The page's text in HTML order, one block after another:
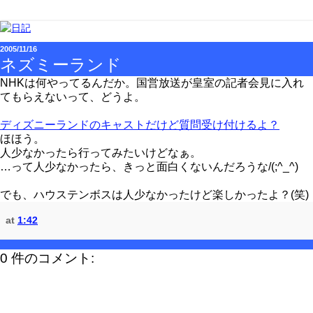
2005/11/16
ネズミーランド
NHKは何やってるんだか。国営放送が皇室の記者会見に入れ
てもらえないって、どうよ。
ディズニーランドのキャストだけど質問受け付けるよ？
ほほう。
人少なかったら行ってみたいけどなぁ。
…って人少なかったら、きっと面白くないんだろうな/(;^_^)
でも、ハウステンボスは人少なかったけど楽しかったよ？(笑)
at 1:42
0 件のコメント: